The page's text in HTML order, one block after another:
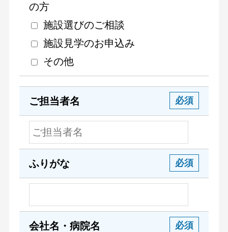
の方
施設選びのご相談
施設見学のお申込み
その他
ご担当者名 必須
ふりがな 必須
会社名・病院名 必須